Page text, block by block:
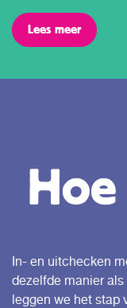
Lees meer
In- en uitchecken
dezelfde manier
leggen we het stap